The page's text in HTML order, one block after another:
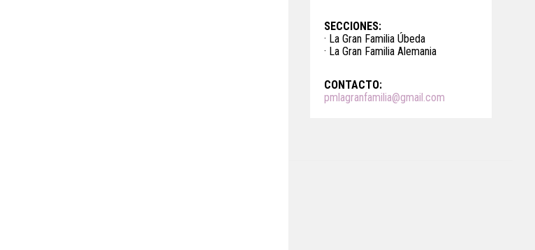
SECCIONES:
· La Gran Familia Úbeda
· La Gran Familia Alemania
CONTACTO:
pmlagranfamilia@gmail.com